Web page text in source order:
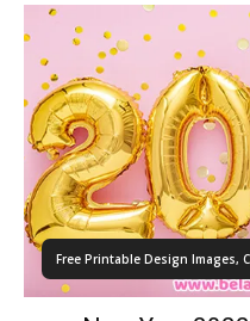
Free Printable Design Images,